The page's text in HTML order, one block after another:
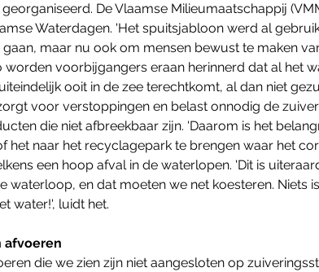
De Vlaamse Milieumaatschappij
Waterdagen. 'Het spuitsjabloon werd al
maar nu ook om mensen bewust te maken
worden voorbijgangers eraan herinnerd dat al het
ooit in de zee terechtkomt, al dan niet
voor verstoppingen en belast onnodig de
die niet afbreekbaar zijn. 'Daarom is het
het naar het recyclagepark te brengen waar het
een hoop afval in de waterlopen. 'Dit is
waterloop, en dat moeten we net koesteren. Niets
water!', luidt het.
afvoeren
die we zien zijn niet aangesloten op